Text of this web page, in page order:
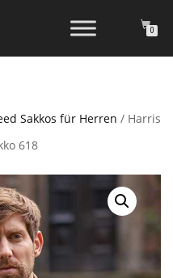
0
Sakkos für Herren / Harris
618